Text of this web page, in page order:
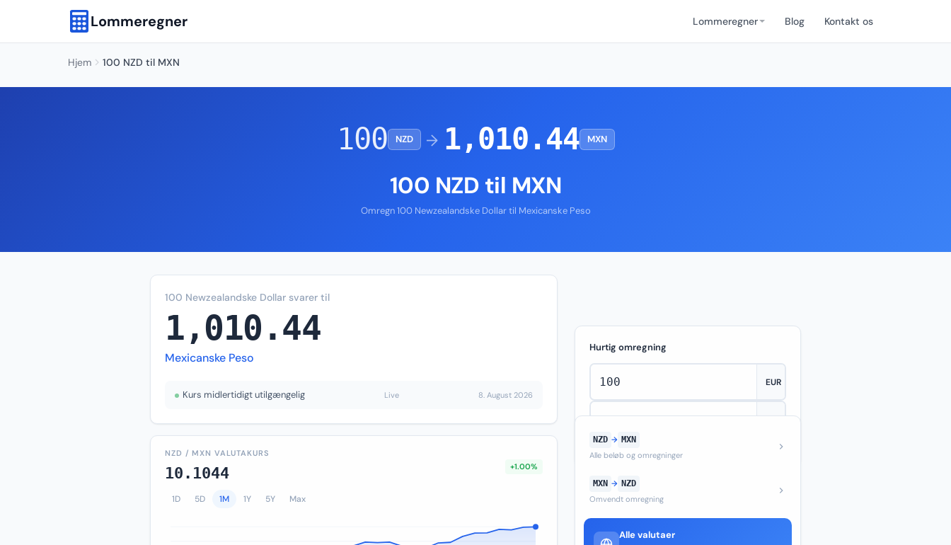
Lommeregner Lommeregner Blog Kontakt os
Hjem 100 NZD til MXN
100 NZD → 1,010.44 MXN
100 NZD til MXN
Omregn 100 Newzealandske Dollar til Mexicanske Peso
100 Newzealandske Dollar svarer til
1,010.44
Mexicanske Peso
Kurs midlertidigt utilgængelig Live 8. August 2026
NZD / MXN VALUTAKURS
10.1044 +1.00%
1D 5D 1M 1Y 5Y Max
Hurtig omregning
NZD → MXN
Alle beløb og omregninger
MXN → NZD
Omvendt omregning
Alle valutaer